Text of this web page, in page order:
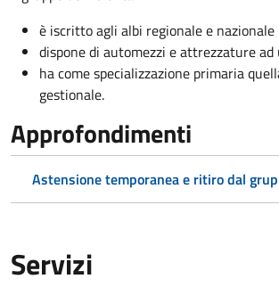
è iscritto agli albi regionale e nazionale
dispone di automezzi e attrezzature ad
ha come specializzazione primaria
gestionale.
Approfondimenti
Astensione temporanea e ritiro dal
Servizi